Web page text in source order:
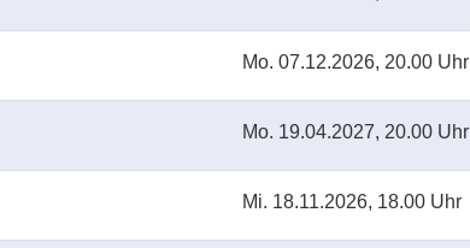
Mo. 07.12.2026, 20.00 Uhr
Mo. 19.04.2027, 20.00 Uhr
Mi. 18.11.2026, 18.00 Uhr